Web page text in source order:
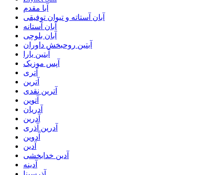
آبا مقدم
آبان آستاته و تیوان توفیقی
آبان آستانه
آبان بلوچی
آبتین روحبخش داوران
آبتین یارا
آپس موزیک
آتری
آترین
آترین نقدی
آتوین
آدریان
آدرین
آدرین آذری
آدوین
آدین
آدین خدابخشی
آدینه